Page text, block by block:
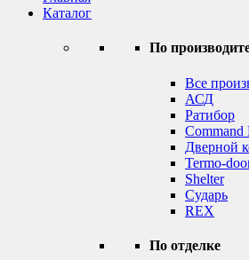
Каталог
По
Все
АСД
Ратибор
Command
Дверной
Termo-
Shelter
Сударь
REX
По отделке